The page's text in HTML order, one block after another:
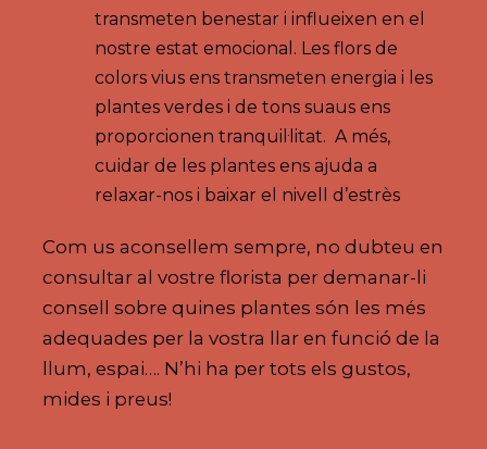
transmeten benestar i influeixen en el
nostre estat emocional. Les flors de
colors vius ens transmeten energia i les
plantes verdes i de tons suaus ens
proporcionen tranquil·litat. A més,
cuidar de les plantes ens ajuda a
relaxar-nos i baixar el nivell d’estrès
Com us aconsellem sempre, no dubteu en
consultar al vostre florista per demanar-li
consell sobre quines plantes són les més
adequades per la vostra llar en funció de la
llum, espai…. N’hi ha per tots els gustos,
mides i preus!